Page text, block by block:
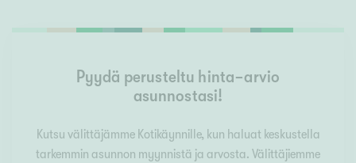
Pyydä perusteltu hinta-arvio
asunnostasi!
Kutsu välittäjämme Kotikäynnille, kun haluat keskustella
tarkemmin asunnon myynnistä ja arvosta. Välittäjiemme